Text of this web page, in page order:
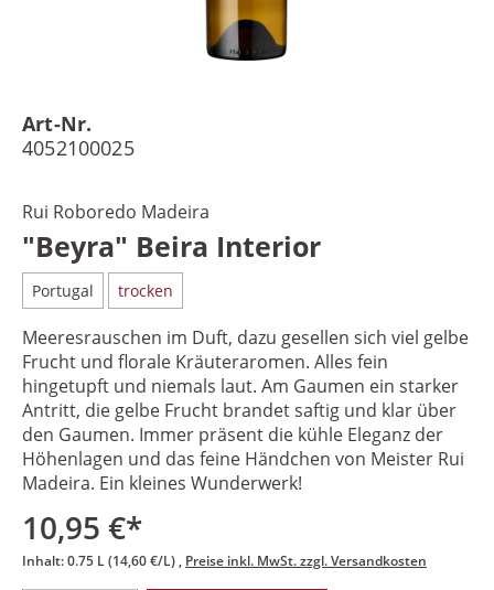
Art-Nr.
4052100025
Rui Roboredo Madeira
"Beyra" Beira Interior
Portugal trocken
Meeresrauschen im Duft, dazu gesellen sich viel gelbe
Frucht und florale Kräuteraromen. Alles fein
hingetupft und niemals laut. Am Gaumen ein starker
Antritt, die gelbe Frucht brandet saftig und klar über
den Gaumen. Immer präsent die kühle Eleganz der
Höhenlagen und das feine Händchen von Meister Rui
Madeira. Ein kleines Wunderwerk!
10,95 €*
Inhalt:0.75 L(14,60 €/L) Preise inkl. MwSt. zzgl. Versandkosten